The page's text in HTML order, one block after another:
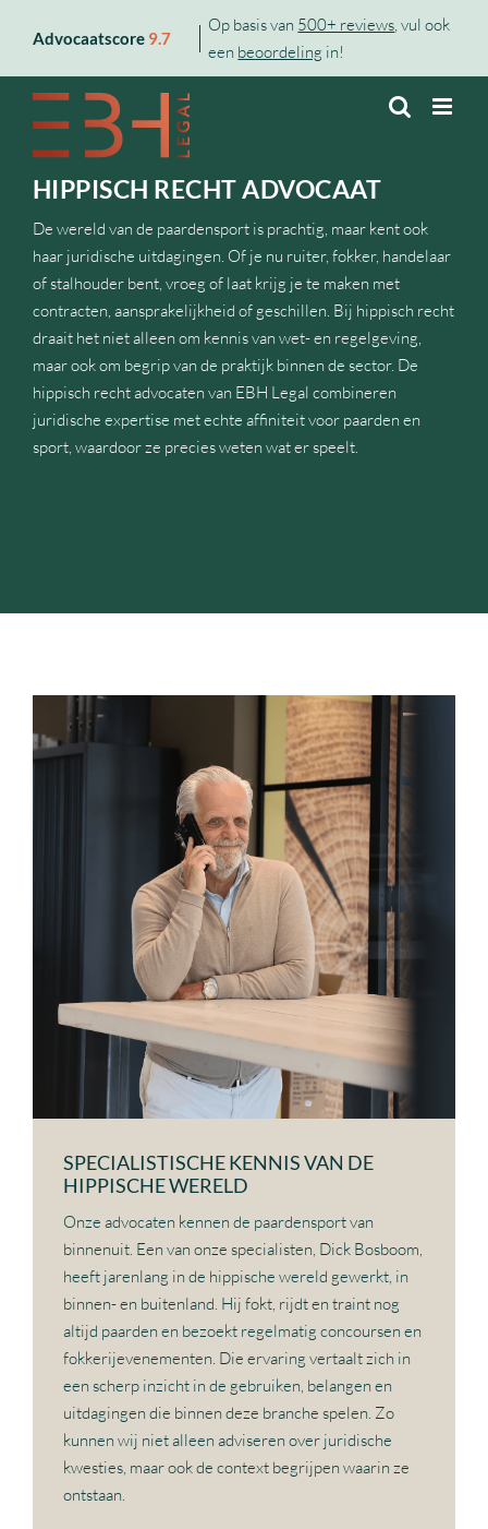
HIPPISCH RECHT ADVOCAAT
De wereld van de paardensport is prachtig, maar kent ook
haar juridische uitdagingen. Of je nu ruiter, fokker, handelaar
of stalhouder bent, vroeg of laat krijg je te maken met
contracten, aansprakelijkheid of geschillen. Bij hippisch recht
draait het niet alleen om kennis van wet- en regelgeving,
maar ook om begrip van de praktijk binnen de sector. De
hippisch recht advocaten van EBH Legal combineren
juridische expertise met echte affiniteit voor paarden en
sport, waardoor ze precies weten wat er speelt.
SPECIALISTISCHE KENNIS VAN DE
HIPPISCHE WERELD
Onze advocaten kennen de paardensport van
binnenuit. Een van onze specialisten, Dick Bosboom,
heeft jarenlang in de hippische wereld gewerkt, in
binnen- en buitenland. Hij fokt, rijdt en traint nog
altijd paarden en bezoekt regelmatig concoursen en
fokkerijevenementen. Die ervaring vertaalt zich in
een scherp inzicht in de gebruiken, belangen en
uitdagingen die binnen deze branche spelen. Zo
kunnen wij niet alleen adviseren over juridische
kwesties, maar ook de context begrijpen waarin ze
ontstaan.
Advocaatscore 9.7
Op basis van 500+ reviews, vul ook
een beoordeling in!